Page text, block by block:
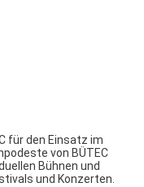
für den Einsatz im
von BÜTEC
Bühnen und
und Konzerten.